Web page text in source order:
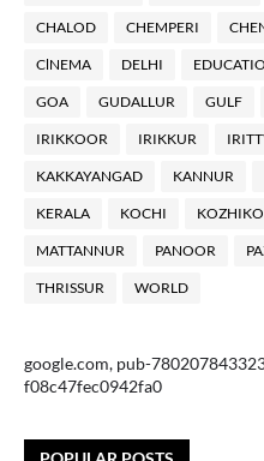
CHALOD CHEMPERI
ClNEMA DELHI
GOA GUDALLUR GULF
IRIKKOOR IRIKKUR
KAKKAYANGAD KANNUR
KERALA KOCHI
MATTANNUR PANOOR
THRISSUR WORLD
google.com, pub-
f08c47fec0942fa0